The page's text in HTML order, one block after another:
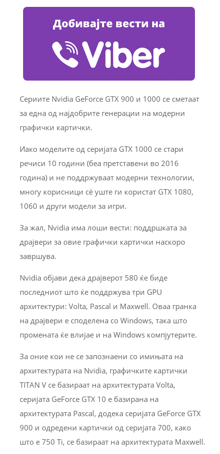
Сериите Nvidia GeForce GTX 900 и 1000 се сметаат
за една од најдобрите генерации на модерни
графички картички.
Иако моделите од серијата GTX 1000 се стари
речиси 10 години (беа претставени во 2016
година) и не поддржуваат модерни технологии,
многу корисници сè уште ги користат GTX 1080,
1060 и други модели за игри.
За жал, Nvidia има лоши вести: поддршката за
драјвери за овие графички картички наскоро
завршува.
Nvidia објави дека драјверот 580 ќе биде
последниот што ќе поддржува три GPU
архитектури: Volta, Pascal и Maxwell. Оваа гранка
на драјвери е споделена со Windows, така што
промената ќе влијае и на Windows компјутерите.
За оние кои не се запознаени со имињата на
архитектурата на Nvidia, графичките картички
TITAN V се базираат на архитектурата Volta,
серијата GeForce GTX 10 е базирана на
архитектурата Pascal, додека серијата GeForce GTX
900 и одредени картички од серијата 700, како
што е 750 Ti, се базираат на архитектурата Maxwell.